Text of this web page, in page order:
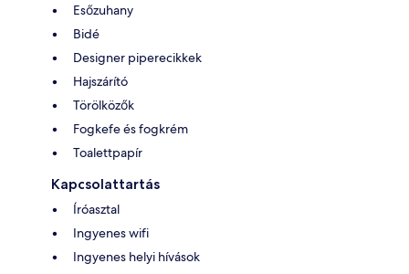
Esőzuhany
Bidé
Designer piperecikkek
Hajszárító
Törölközők
Fogkefe és fogkrém
Toalettpapír
Kapcsolattartás
Íróasztal
Ingyenes wifi
Ingyenes helyi hívások